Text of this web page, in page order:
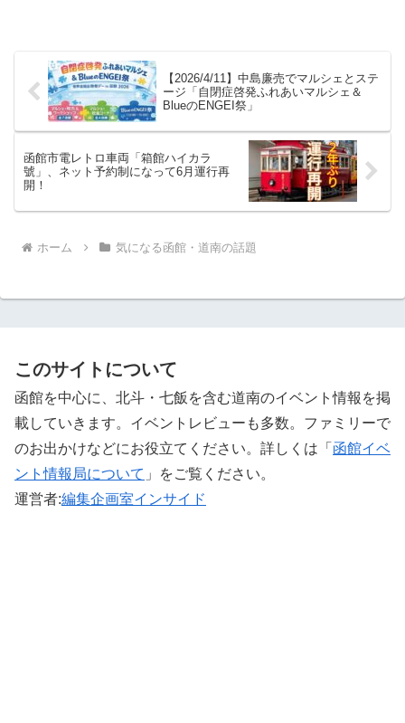
【2026/4/11】中島廉売でマルシェとステ
ージ「自閉症啓発ふれあいマルシェ＆
BlueのENGEI祭」
函館市電レトロ車両「箱館ハイカラ
號」、ネット予約制になって6月運行再
開！
ホーム 気になる函館・道南の話題
このサイトについて
函館を中心に、北斗・七飯を含む道南のイベント情報を掲
載していきます。イベントレビューも多数。ファミリーで
のお出かけなどにお役立てください。詳しくは「 函館イベ
ント情報局について 」をご覧ください。 ‎
運営者:編集企画室インサイド